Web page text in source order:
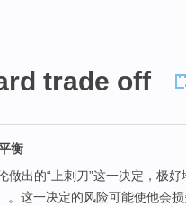
trade off
衡
做出的“上刺刀”这一决定，极
。这一决定的风险可能使他会